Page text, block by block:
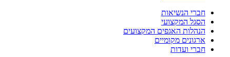
חברי הנשיאות
הסגל המקצועי
הנהלות האגפים המקצועים
ארגונים מקומיים
חברי ועדות